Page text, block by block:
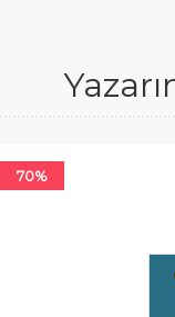
70%